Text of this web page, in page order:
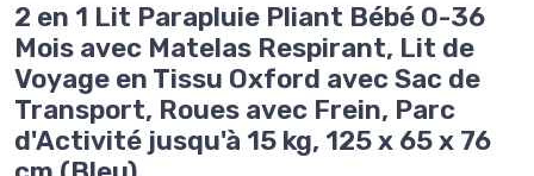
2 en 1 Lit Parapluie Pliant Bébé 0-36
Mois avec Matelas Respirant, Lit de
Voyage en Tissu Oxford avec Sac de
Transport, Roues avec Frein, Parc
d'Activité jusqu'à 15 kg, 125 x 65 x 76